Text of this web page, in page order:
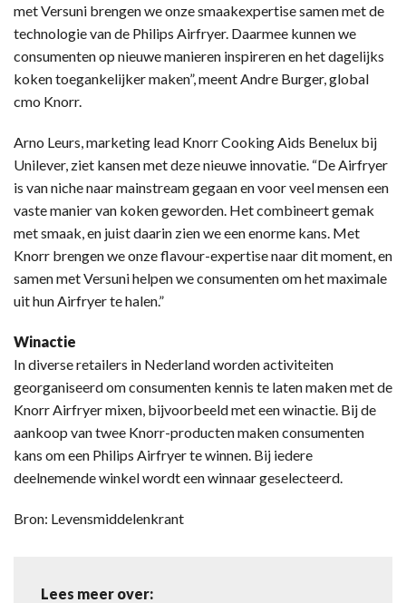
met Versuni brengen we onze smaakexpertise samen met de
technologie van de Philips Airfryer. Daarmee kunnen we
consumenten op nieuwe manieren inspireren en het dagelijks
koken toegankelijker maken”, meent Andre Burger, global
cmo Knorr.
Arno Leurs, marketing lead Knorr Cooking Aids Benelux bij
Unilever, ziet kansen met deze nieuwe innovatie. “De Airfryer
is van niche naar mainstream gegaan en voor veel mensen een
vaste manier van koken geworden. Het combineert gemak
met smaak, en juist daarin zien we een enorme kans. Met
Knorr brengen we onze flavour-expertise naar dit moment, en
samen met Versuni helpen we consumenten om het maximale
uit hun Airfryer te halen.”
Winactie
In diverse retailers in Nederland worden activiteiten
georganiseerd om consumenten kennis te laten maken met de
Knorr Airfryer mixen, bijvoorbeeld met een winactie. Bij de
aankoop van twee Knorr-producten maken consumenten
kans om een Philips Airfryer te winnen. Bij iedere
deelnemende winkel wordt een winnaar geselecteerd.
Bron: Levensmiddelenkrant
Lees meer over: